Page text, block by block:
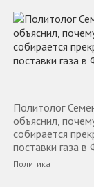
Политолог
объяснил,
собирается
поставки газа
Политика